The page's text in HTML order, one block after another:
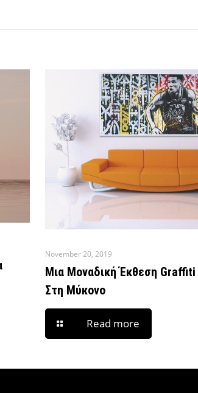
November 20, 2019
Μια Μοναδική Έκθεση
Στη Μύκονο
Read more